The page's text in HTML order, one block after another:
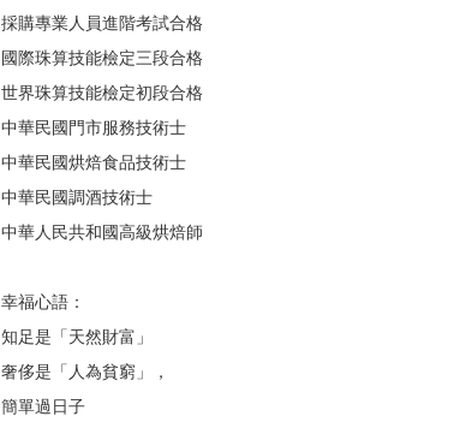
採購專業人員進階考試合格
國際珠算技能檢定三段合格
世界珠算技能檢定初段合格
中華民國門市服務技術士
中華民國烘焙食品技術士
中華民國調酒技術士
中華人民共和國高級烘焙師
幸福心語：
知足是「天然財富」
奢侈是「人為貧窮」，
簡單過日子